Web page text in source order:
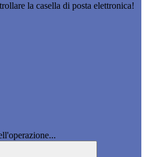
la casella di posta elettronica!